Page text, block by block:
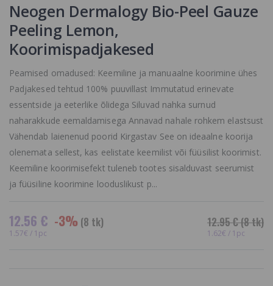
Neogen Dermalogy Bio-Peel Gauze
Peeling Lemon,
Koorimispadjakesed
Peamised omadused: Keemiline ja manuaalne koorimine ühes
Padjakesed tehtud 100% puuvillast Immutatud erinevate
essentside ja eeterlike õlidega Siluvad nahka surnud
naharakkude eemaldamisega Annavad nahale rohkem elastsust
Vähendab laienenud poorid Kirgastav See on ideaalne koorija
olenemata sellest, kas eelistate keemilist või füüsilist koorimist.
Keemiline koorimisefekt tuleneb tootes sisalduvast seerumist
ja füüsiline koorimine looduslikust p...
12.56 € -3% (8 tk)
1.57€ / 1pc
12.95 €(8 tk)
1.62€ / 1pc